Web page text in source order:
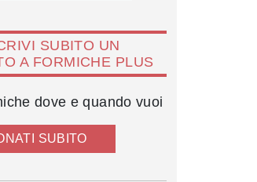
SUBITO UN
A FORMICHE PLUS
dove e quando vuoi
SUBITO